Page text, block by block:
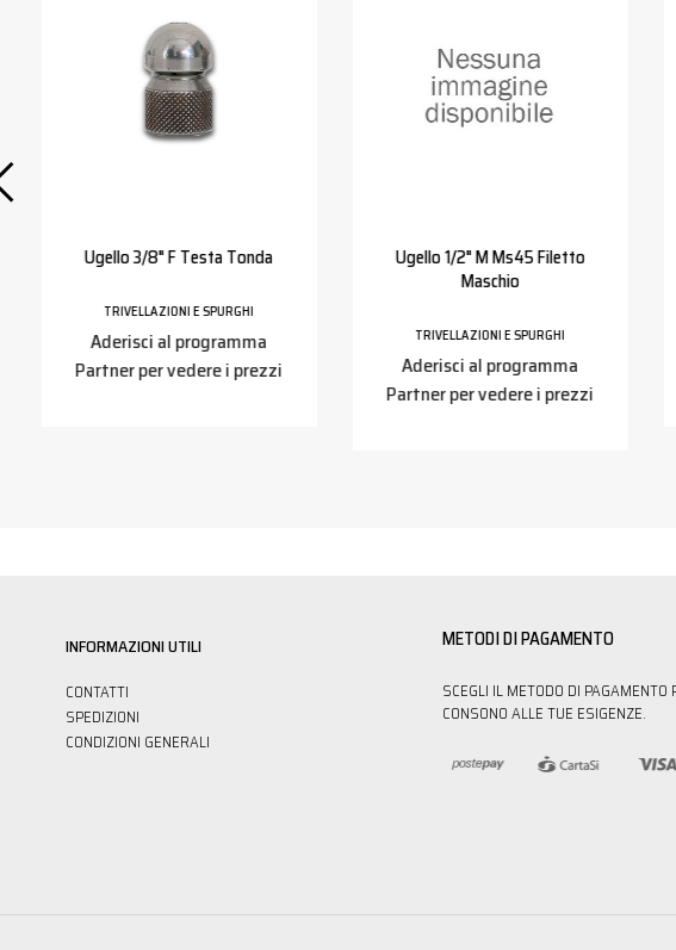
Ugello 3/8" F Testa Tonda
TRIVELLAZIONI E SPURGHI
Aderisci al programma
Partner per vedere i prezzi
Ugello 1/2" M Ms45 Filetto
Maschio
TRIVELLAZIONI E SPURGHI
Aderisci al programma
Partner per vedere i prezzi
INFORMAZIONI UTILI
CONTATTI
SPEDIZIONI
CONDIZIONI GENERALI
METODI DI PAGAMENTO
SCEGLI IL METODO DI PAGAMENTO
CONSONO ALLE TUE ESIGENZE.